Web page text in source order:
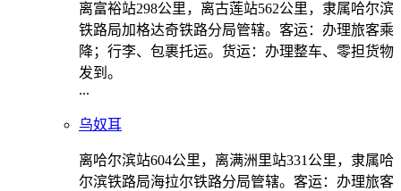
离富裕站298公里，离古莲站562公里，隶属哈尔滨
铁路局加格达奇铁路分局管辖。客运：办理旅客乘
降；行李、包裹托运。货运：办理整车、零担货物
发到。
...
乌奴耳
离哈尔滨站604公里，离满洲里站331公里，隶属哈
尔滨铁路局海拉尔铁路分局管辖。客运：办理旅客